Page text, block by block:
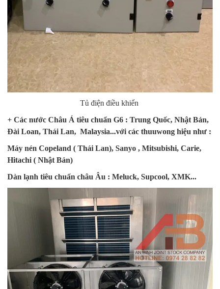
Tủ điện điều khiển
+ Các nước Châu Á tiêu chuẩn G6 : Trung Quốc, Nhật Bản,
Đài Loan, Thái Lan, Malaysia...với các thuuwong hiệu như :
Máy nén Copeland ( Thái Lan), Sanyo , Mitsubishi, Carie,
Hitachi ( Nhật Bản)
Dàn lạnh tiêu chuẩn châu Âu : Meluck, Supcool, XMK...